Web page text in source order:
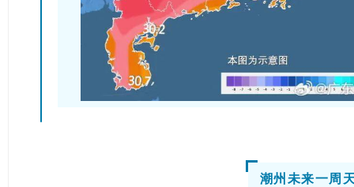
潮州未来一周